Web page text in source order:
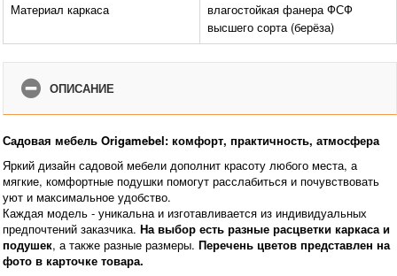
Материал каркаса
влагостойкая фанера ФСФ
высшего сорта (берёза)
ОПИСАНИЕ
Садовая мебель Origamebel: комфорт, практичность, атмосфера
Яркий дизайн садовой мебели дополнит красоту любого места, а
мягкие, комфортные подушки помогут расслабиться и почувствовать
уют и максимальное удобство.
Каждая модель - уникальна и изготавливается из индивидуальных
предпочтений заказчика. На выбор есть разные расцветки каркаса и
подушек, а также разные размеры. Перечень цветов представлен на
фото в карточке товара.